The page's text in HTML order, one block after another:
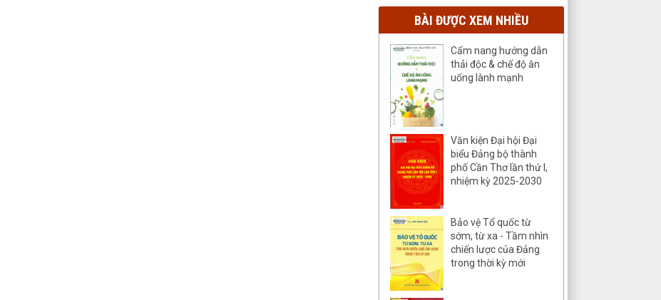
BÀI ĐƯỢC XEM NHIỀU
Cẩm nang hướng dẫn
thải độc & chế độ ăn
uống lành mạnh
Văn kiện Đại hội Đại
biểu Đảng bộ thành
phố Cần Thơ lần thứ I,
nhiệm kỳ 2025-2030
Bảo vệ Tổ quốc từ
sớm, từ xa - Tầm nhìn
chiến lược của Đảng
trong thời kỳ mới